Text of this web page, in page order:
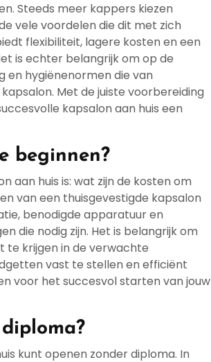
Steeds meer kappers kiezen
vele voordelen die dit met zich
flexibiliteit, lagere kosten en een
is echter belangrijk om op de
en hygiënenormen die van
Met de juiste voorbereiding
kapsalon aan huis een
beginnen?
aan huis is: wat zijn de kosten om
van een thuisgevestigde kapsalon
benodigde apparatuur en
die nodig zijn. Het is belangrijk om
te krijgen in de verwachte
vast te stellen en efficiënt
voor het succesvol starten van jouw
kunt openen zonder diploma. In